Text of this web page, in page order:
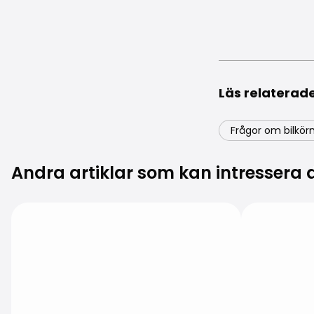
Läs
Frågor om
Andra artiklar som kan intressera